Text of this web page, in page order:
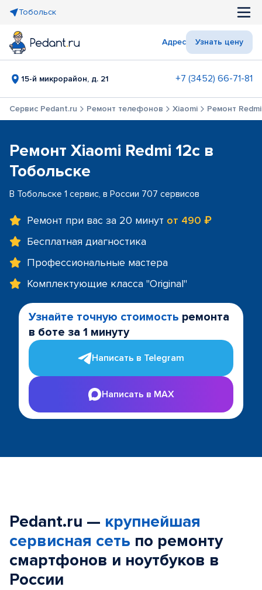
Тобольск
Адрес Узнать цену
15-й микрорайон, д. 21 +7 (3452) 66-71-81
Сервис Pedant.ru Ремонт телефонов Xiaomi Ремонт
Ремонт Xiaomi Redmi 12c в
Тобольске
В Тобольске 1 сервис, в России 707 сервисов
Ремонт при вас за 20 минут от 490 ₽
Бесплатная диагностика
Профессиональные мастера
Комплектующие класса "Original"
Узнайте точную стоимость ремонта
в боте за 1 минуту
Написать в Telegram
Написать в MAX
Pedant.ru — крупнейшая
сервисная сеть по ремонту
смартфонов и ноутбуков в
России